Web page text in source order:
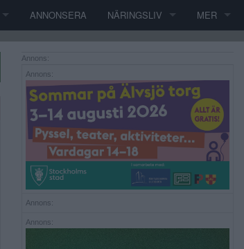
ANNONSERA NÄRINGSLIV MER
Annons:
Annons:
Annons:
Annons: